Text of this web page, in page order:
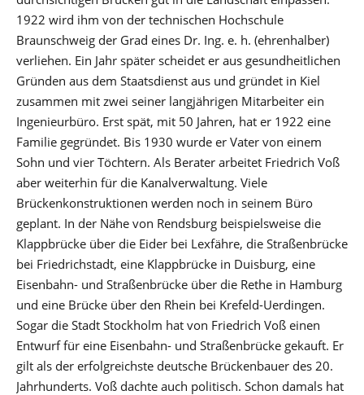
1922 wird ihm von der technischen Hochschule
Braunschweig der Grad eines Dr. Ing. e. h. (ehrenhalber)
verliehen. Ein Jahr später scheidet er aus gesundheitlichen
Gründen aus dem Staatsdienst aus und gründet in Kiel
zusammen mit zwei seiner langjährigen Mitarbeiter ein
Ingenieurbüro. Erst spät, mit 50 Jahren, hat er 1922 eine
Familie gegründet. Bis 1930 wurde er Vater von einem
Sohn und vier Töchtern. Als Berater arbeitet Friedrich Voß
aber weiterhin für die Kanalverwaltung. Viele
Brückenkonstruktionen werden noch in seinem Büro
geplant. In der Nähe von Rendsburg beispielsweise die
Klappbrücke über die Eider bei Lexfähre, die Straßenbrücke
bei Friedrichstadt, eine Klappbrücke in Duisburg, eine
Eisenbahn- und Straßenbrücke über die Rethe in Hamburg
und eine Brücke über den Rhein bei Krefeld-Uerdingen.
Sogar die Stadt Stockholm hat von Friedrich Voß einen
Entwurf für eine Eisenbahn- und Straßenbrücke gekauft. Er
gilt als der erfolgreichste deutsche Brückenbauer des 20.
Jahrhunderts. Voß dachte auch politisch. Schon damals hat